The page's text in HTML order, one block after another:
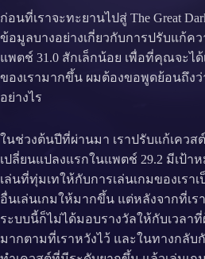
ก่อนที่เราจะทะยานไปสู่ The Great
ข้อมูลบางอย่างเกี่ยวกับการปรับแก้ค
แพตช์ 31.0 สักเล็กน้อย เพื่อที่คุณจะไ
ของเรามากขึ้น ผมต้องขอพูดย้อนถึงว่
อย่างไร
ในช่วงต้นปีที่ผ่านมา เราปรับแก้เควส
เปลี่ยนแปลงแรกในแพตช์ 29.2 มีเป้า
เล่นที่ทุ่มเทให้กับการเล่นเกมของเรา
อื่นเล่นเกมให้มากขึ้น แต่หลังจากที่เร
ระบบนี้ก็ไม่ได้มอบรางวัลให้กับเวลาที่
มากตามที่เราหวังไว้ และในทางกลับ